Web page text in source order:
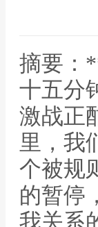
摘要：
十五分
激战正
里，我
个被规
的暂停
我关系